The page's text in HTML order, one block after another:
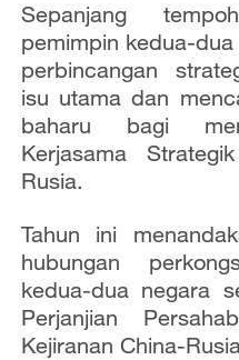
Sepanjang
pemimpin kedua-
perbincangan
isu utama dan
baharu bagi
Kerjasama
Rusia.
Tahun ini
hubungan
kedua-dua negara
Perjanjian
Kejiranan China-